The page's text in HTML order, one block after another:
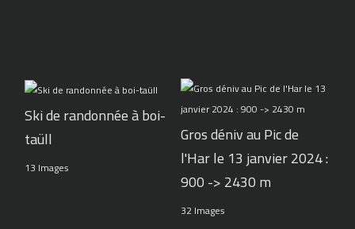
Ski de randonnée à boi-
taüll
13 Images
Gros déniv au Pic de
l'Har le 13 janvier 2024 :
900 -> 2430 m
32 Images